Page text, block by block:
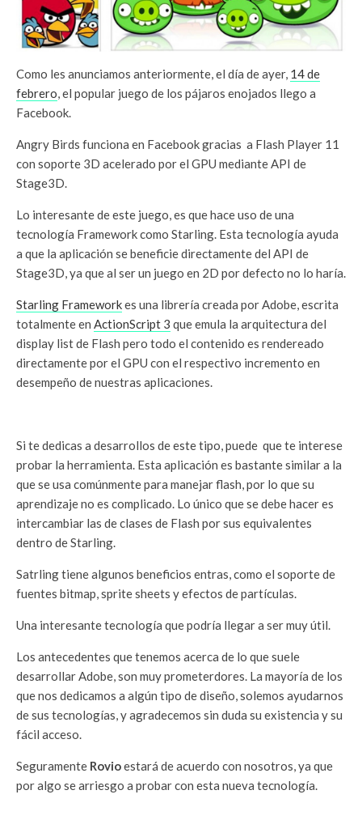
Como les anunciamos anteriormente, el día de ayer, 14 de
febrero, el popular juego de los pájaros enojados llego a
Facebook.
Angry Birds funciona en Facebook gracias a Flash Player 11
con soporte 3D acelerado por el GPU mediante API de
Stage3D.
Lo interesante de este juego, es que hace uso de una
tecnología Framework como Starling. Esta tecnología ayuda
a que la aplicación se beneficie directamente del API de
Stage3D, ya que al ser un juego en 2D por defecto no lo haría.
Starling Frameworkes una librería creada por Adobe, escrita
totalmente en ActionScript 3 que emula la arquitectura del
display list de Flash pero todo el contenido es rendereado
directamente por el GPU con el respectivo incremento en
desempeño de nuestras aplicaciones.
Si te dedicas a desarrollos de este tipo, puede que te interese
probar la herramienta. Esta aplicación es bastante similar a la
que se usa comúnmente para manejar flash, por lo que su
aprendizaje no es complicado. Lo único que se debe hacer es
intercambiar las de clases de Flash por sus equivalentes
dentro de Starling.
Satrling tiene algunos beneficios entras, como el soporte de
fuentes bitmap, sprite sheets y efectos de partículas.
Una interesante tecnología que podría llegar a ser muy útil.
Los antecedentes que tenemos acerca de lo que suele
desarrollar Adobe, son muy prometerdores. La mayoría de los
que nos dedicamos a algún tipo de diseño, solemos ayudarnos
de sus tecnologías, y agradecemos sin duda su existencia y su
fácil acceso.
Seguramente Rovioestará de acuerdo con nosotros, ya que
por algo se arriesgo a probar con esta nueva tecnología.